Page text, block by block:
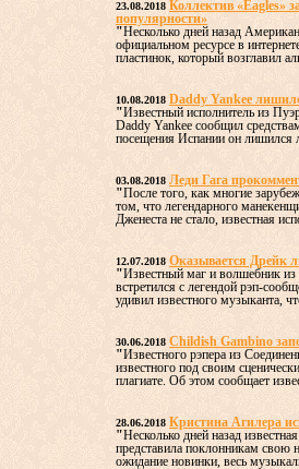
23.08.2018 Коллектив «Eagles»
популярности»
"Несколько дней назад
официальном ресурсе в
пластинок, который возглавил
10.08.2018 Daddy Yankee
"Известный исполнитель из
Daddy Yankee сообщил
посещения Испании он
03.08.2018 Леди Гага
"После того, как многие
том, что легендарного
Дженеста не стало, известная
12.07.2018 Оказывается Дрейк
"Известный маг и волшебник из
встретился с легендой рэп-
удивил известного музыканта,
30.06.2018 Childish Gambino
"Известного рэпера из
известного под своим
плагиате. Об этом сообщает
28.06.2018 Кристина Агилера
"Несколько дней назад
представила поклонникам свою
ожидание новинки, весь